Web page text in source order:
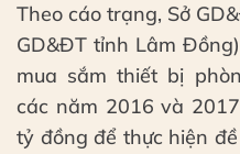
Theo cáo trạng, Sở
GD&ĐT tỉnh Lâm
mua sắm thiết bị
các năm 2016 và
tỷ đồng để thực hiện